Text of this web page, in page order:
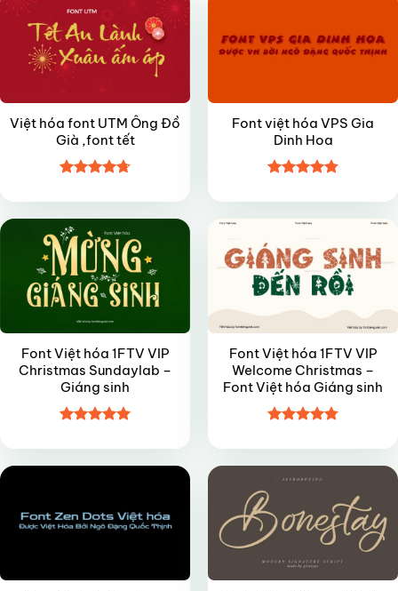
Việt hóa font UTM Ông Đồ
Già ,font tết
hạng4.75
sao
Font việt hóa VPS Gia
Dinh Hoa
hạng4.85
sao
Font Việt hóa 1FTV VIP
Christmas Sundaylab –
Giáng sinh
hạng55
sao
Font Việt hóa 1FTV VIP
Welcome Christmas –
Font Việt hóa Giáng sinh
hạng4.85
sao